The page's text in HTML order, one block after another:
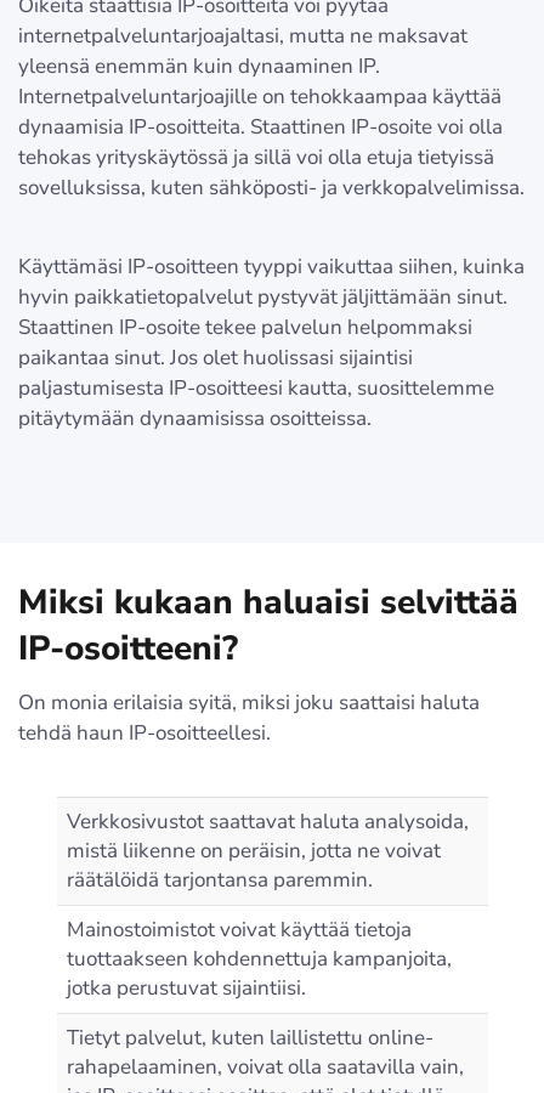
Oikeita staattisia IP-osoitteita voi pyytää
internetpalveluntarjoajaltasi, mutta ne maksavat
yleensä enemmän kuin dynaaminen IP.
Internetpalveluntarjoajille on tehokkaampaa käyttää
dynaamisia IP-osoitteita. Staattinen IP-osoite voi olla
tehokas yrityskäytössä ja sillä voi olla etuja tietyissä
sovelluksissa, kuten sähköposti- ja verkkopalvelimissa.
Käyttämäsi IP-osoitteen tyyppi vaikuttaa siihen, kuinka
hyvin paikkatietopalvelut pystyvät jäljittämään sinut.
Staattinen IP-osoite tekee palvelun helpommaksi
paikantaa sinut. Jos olet huolissasi sijaintisi
paljastumisesta IP-osoitteesi kautta, suosittelemme
pitäytymään dynaamisissa osoitteissa.
Miksi kukaan haluaisi selvittää
IP-osoitteeni?
On monia erilaisia syitä, miksi joku saattaisi haluta
tehdä haun IP-osoitteellesi.
Verkkosivustot saattavat haluta analysoida,
mistä liikenne on peräisin, jotta ne voivat
räätälöidä tarjontansa paremmin.
Mainostoimistot voivat käyttää tietoja
tuottaakseen kohdennettuja kampanjoita,
jotka perustuvat sijaintiisi.
Tietyt palvelut, kuten laillistettu online-
rahapelaaminen, voivat olla saatavilla vain,